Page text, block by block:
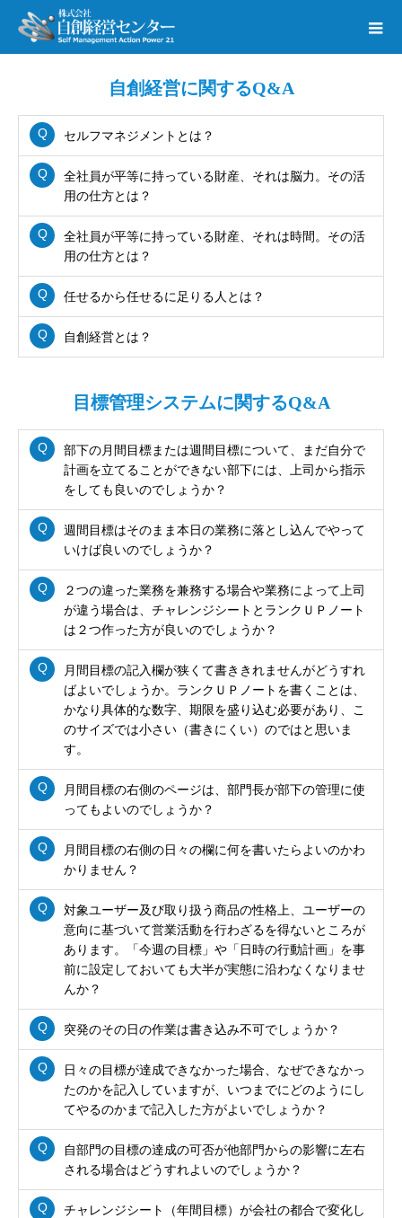
自創経営に関するQ&A
セルフマネジメントとは？
全社員が平等に持っている財産、それは脳力。その活
用の仕方とは？
全社員が平等に持っている財産、それは時間。その活
用の仕方とは？
任せるから任せるに足りる人とは？
自創経営とは？
目標管理システムに関するQ&A
部下の月間目標または週間目標について、まだ自分で
計画を立てることができない部下には、上司から指示
をしても良いのでしょうか？
週間目標はそのまま本日の業務に落とし込んでやって
いけば良いのでしょうか？
２つの違った業務を兼務する場合や業務によって上司
が違う場合は、チャレンジシートとランクＵＰノート
は２つ作った方が良いのでしょうか？
月間目標の記入欄が狭くて書ききれませんがどうすれ
ばよいでしょうか。ランクＵＰノートを書くことは、
かなり具体的な数字、期限を盛り込む必要があり、こ
のサイズでは小さい（書きにくい）のではと思いま
す。
月間目標の右側のページは、部門長が部下の管理に使
ってもよいのでしょうか？
月間目標の右側の日々の欄に何を書いたらよいのかわ
かりません？
対象ユーザー及び取り扱う商品の性格上、ユーザーの
意向に基づいて営業活動を行わざるを得ないところが
あります。「今週の目標」や「日時の行動計画」を事
前に設定しておいても大半が実態に沿わなくなりませ
んか？
突発のその日の作業は書き込み不可でしょうか？
日々の目標が達成できなかった場合、なぜできなかっ
たのかを記入していますが、いつまでにどのようにし
てやるのかまで記入した方がよいでしょうか？
自部門の目標の達成の可否が他部門からの影響に左右
される場合はどうすれよいのでしょうか？
チャレンジシート（年間目標）が会社の都合で変化し